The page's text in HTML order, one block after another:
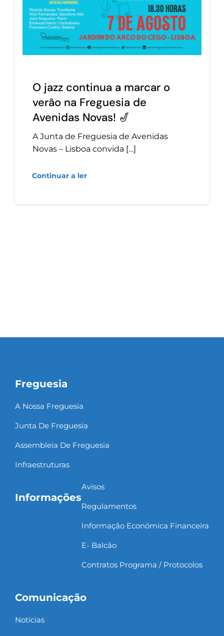
O jazz continua a marcar o
verão na Freguesia de
Avenidas Novas! 🎷
A Junta de Freguesia de Avenidas
Novas – Lisboa convida […]
Continuar a ler
Freguesia
A Nossa Freguesia
Junta De Freguesia
Assembleia De Freguesia
Infraestruturas
Informações
Avisos
Regulamentos
Informação Económica Financeira
E- Balcão
Contratos Programa / Protocolos
Comunicação
Notícias